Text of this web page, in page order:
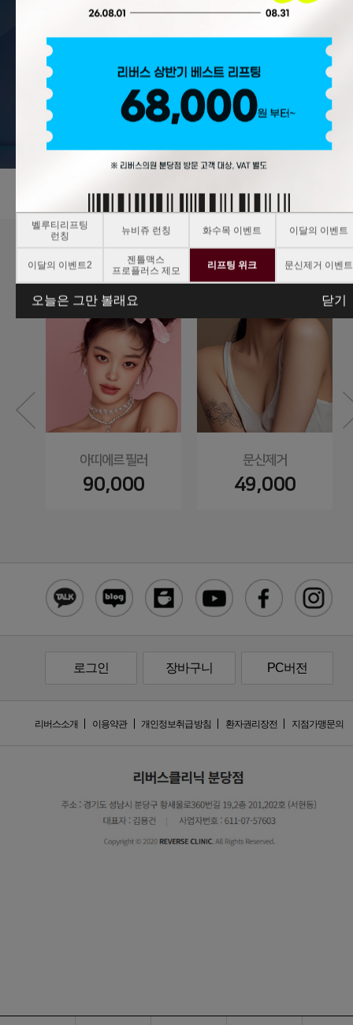
벨루티리프팅
런칭
뉴비쥬 런칭 화수목 이벤트 이달의 이벤트
이달의 이벤트2
젠틀맥스
프로플러스 제모
리프팅 위크 문신제거 이벤트
오늘은 그만 볼래요 닫기
아띠에르 필러
90,000
문신제거
49,000
로그인 장바구니 PC버전
리버스소개 이용약관 개인정보취급방침 환자권리장전 지점가맹문의